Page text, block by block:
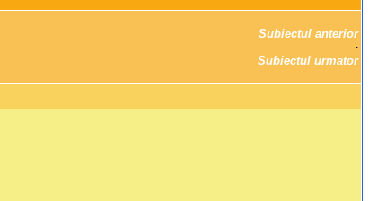
Subiectul anterior
Subiectul urmator